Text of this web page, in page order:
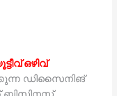
ഒഴിവ്
ഡിസൈനിങ്